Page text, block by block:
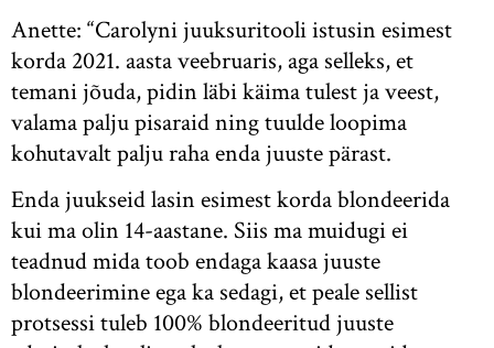
Anette: “Carolyni juuksuritooli istusin esimest
korda 2021. aasta veebruaris, aga selleks, et
temani jõuda, pidin läbi käima tulest ja veest,
valama palju pisaraid ning tuulde loopima
kohutavalt palju raha enda juuste pärast.
Enda juukseid lasin esimest korda blondeerida
kui ma olin 14-aastane. Siis ma muidugi ei
teadnud mida toob endaga kaasa juuste
blondeerimine ega ka sedagi, et peale sellist
protsessi tuleb 100% blondeeritud juuste